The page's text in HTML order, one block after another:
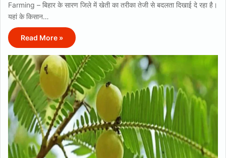
Farming – बिहार के सारण जिले में खेती का तरीका तेजी से बदलता दिखाई दे रहा है।
यहां के किसान…
Read More »